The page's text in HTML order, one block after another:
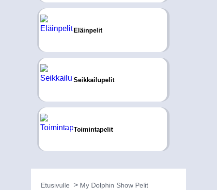
Eläinpelit
Seikkailupelit
Toimintapelit
Etusivulle My Dolphin Show Pelit